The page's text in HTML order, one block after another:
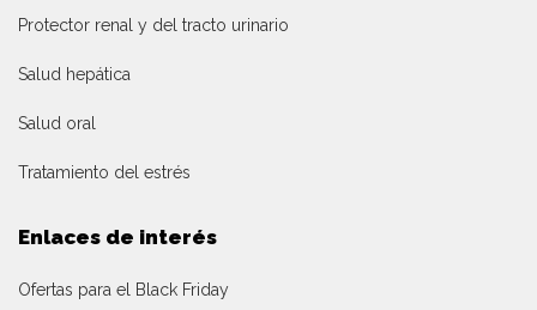
Protector renal y del tracto urinario
Salud hepática
Salud oral
Tratamiento del estrés
Enlaces de interés
Ofertas para el Black Friday